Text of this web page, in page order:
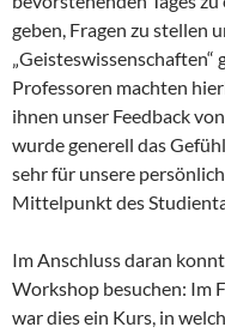
geben, Fragen zu stellen
Professoren machten
ihnen unser Feedback
wurde generell das
sehr für unsere
Mittelpunkt des
Im Anschluss daran
Workshop besuchen: Im
war dies ein Kurs, in